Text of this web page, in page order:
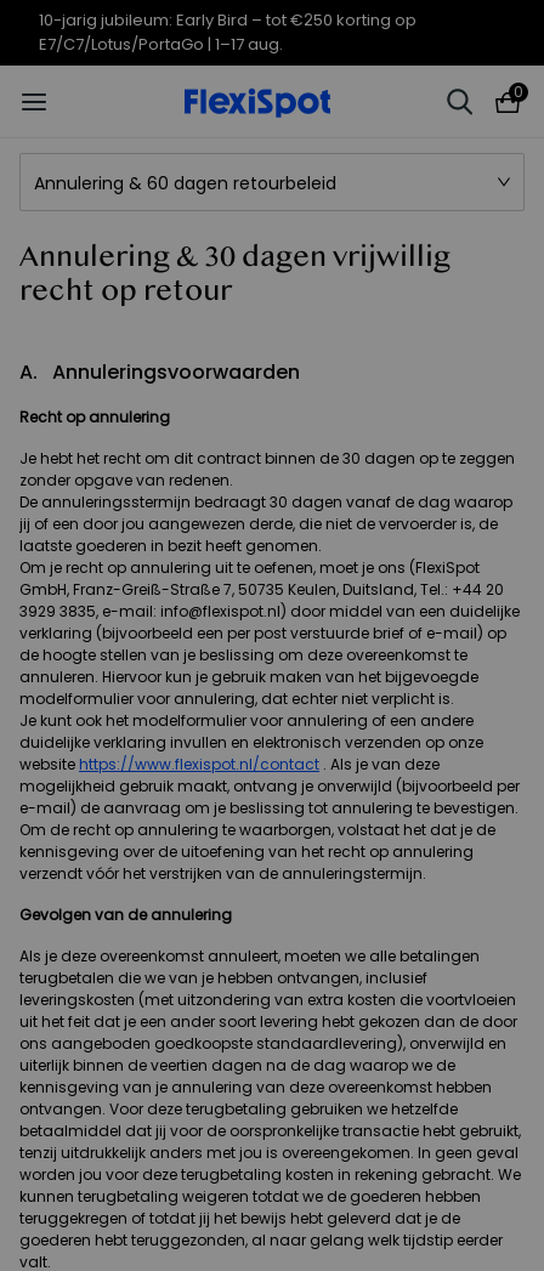
10-jarig jubileum: Early Bird – tot €250 korting op
E7/C7/Lotus/PortaGo | 1–17 aug.
0
Annulering & 60 dagen retourbeleid
Annulering & 30 dagen vrijwillig
recht op retour
A. Annuleringsvoorwaarden
Recht op annulering
Je hebt het recht om dit contract binnen de 30 dagen op te zeggen
zonder opgave van redenen.
De annuleringsstermijn bedraagt 30 dagen vanaf de dag waarop
jij of een door jou aangewezen derde, die niet de vervoerder is, de
laatste goederen in bezit heeft genomen.
Om je recht op annulering uit te oefenen, moet je ons (FlexiSpot
GmbH, Franz-Greiß-Straße 7, 50735 Keulen, Duitsland, Tel.: +44 20
3929 3835, e-mail: info@flexispot.nl) door middel van een duidelijke
verklaring (bijvoorbeeld een per post verstuurde brief of e-mail) op
de hoogte stellen van je beslissing om deze overeenkomst te
annuleren. Hiervoor kun je gebruik maken van het bijgevoegde
modelformulier voor annulering, dat echter niet verplicht is.
Je kunt ook het modelformulier voor annulering of een andere
duidelijke verklaring invullen en elektronisch verzenden op onze
website https://www.flexispot.nl/contact . Als je van deze
mogelijkheid gebruik maakt, ontvang je onverwijld (bijvoorbeeld per
e-mail) de aanvraag om je beslissing tot annulering te bevestigen.
Om de recht op annulering te waarborgen, volstaat het dat je de
kennisgeving over de uitoefening van het recht op annulering
verzendt vóór het verstrijken van de annuleringstermijn.
Gevolgen van de annulering
Als je deze overeenkomst annuleert, moeten we alle betalingen
terugbetalen die we van je hebben ontvangen, inclusief
leveringskosten (met uitzondering van extra kosten die voortvloeien
uit het feit dat je een ander soort levering hebt gekozen dan de door
ons aangeboden goedkoopste standaardlevering), onverwijld en
uiterlijk binnen de veertien dagen na de dag waarop we de
kennisgeving van je annulering van deze overeenkomst hebben
ontvangen. Voor deze terugbetaling gebruiken we hetzelfde
betaalmiddel dat jij voor de oorspronkelijke transactie hebt gebruikt,
tenzij uitdrukkelijk anders met jou is overeengekomen. In geen geval
worden jou voor deze terugbetaling kosten in rekening gebracht. We
kunnen terugbetaling weigeren totdat we de goederen hebben
teruggekregen of totdat jij het bewijs hebt geleverd dat je de
goederen hebt teruggezonden, al naar gelang welk tijdstip eerder
valt.